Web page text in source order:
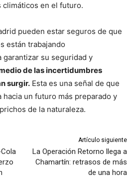
en el futuro.
pueden estar seguros de que
están trabajando
garantizar su seguridad y
de las incertidumbres
surgir. Esta es una señal de que
hacia un futuro más preparado y
de la naturaleza.
Artículo siguiente
La Operación Retorno llega a
Chamartín: retrasos de más
de una hora